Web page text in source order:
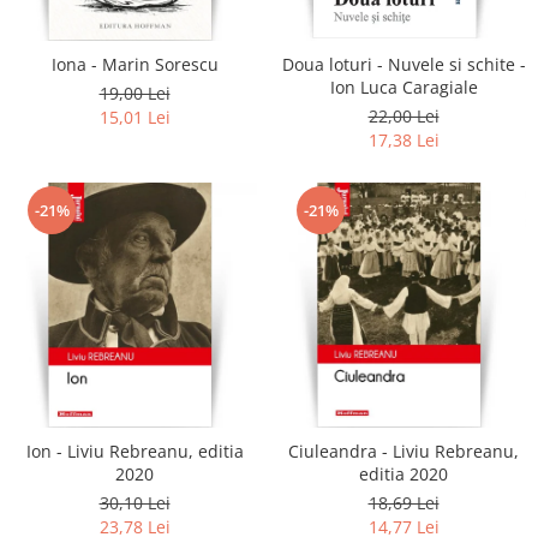
Iona - Marin Sorescu
19,00 Lei
15,01 Lei
Doua loturi - Nuvele si schite -
Ion Luca Caragiale
22,00 Lei
17,38 Lei
-21%
Ion - Liviu Rebreanu, editia
2020
30,10 Lei
23,78 Lei
-21%
Ciuleandra - Liviu Rebreanu,
editia 2020
18,69 Lei
14,77 Lei